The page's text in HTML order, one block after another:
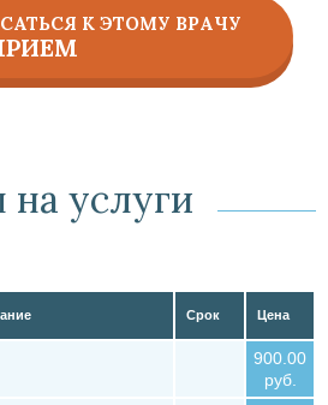
К ЭТОМУ ВРАЧУ
услуги
Срок Цена
900.00
руб.